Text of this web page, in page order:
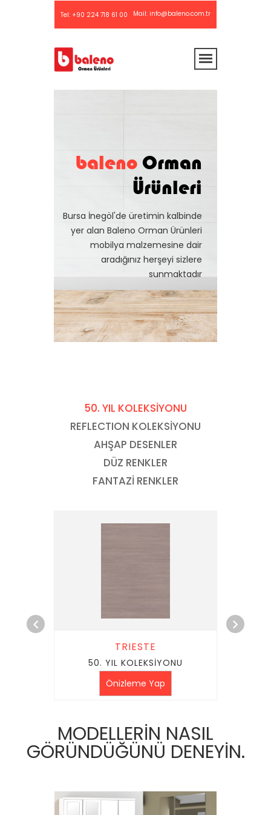
Tel: +90 224 718 61 00 Mail: info@baleno.com.tr
baleno Orman
Ürünleri
Bursa İnegöl'de üretimin kalbinde
yer alan Baleno Orman Ürünleri
mobilya malzemesine dair
aradığınız herşeyi sizlere
sunmaktadır
50. YIL KOLEKSİYONU
REFLECTION KOLEKSİYONU
AHŞAP DESENLER
DÜZ RENKLER
FANTAZİ RENKLER
TRIESTE
50. YIL KOLEKSİYONU
Önizleme Yap
MODELLERİN NASIL
GÖRÜNDÜĞÜNÜ DENEYİN.